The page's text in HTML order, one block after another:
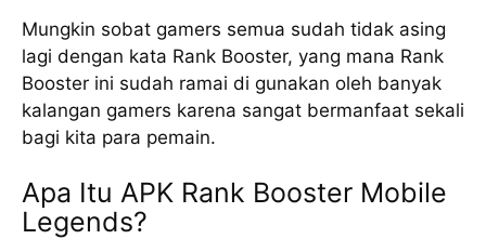
Mungkin sobat gamers semua sudah tidak asing
lagi dengan kata Rank Booster, yang mana Rank
Booster ini sudah ramai di gunakan oleh banyak
kalangan gamers karena sangat bermanfaat sekali
bagi kita para pemain.
Apa Itu APK Rank Booster Mobile
Legends?